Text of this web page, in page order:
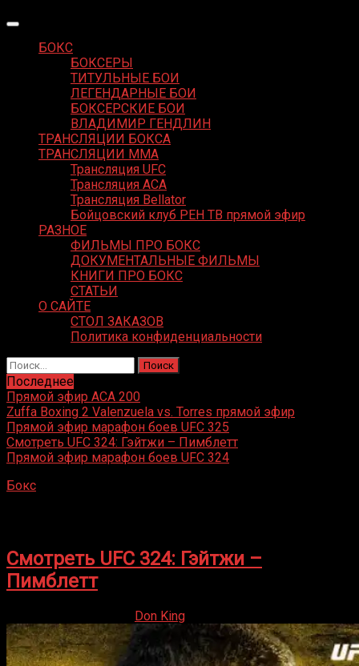
БОКС
БОКСЕРЫ
ТИТУЛЬНЫЕ БОИ
ЛЕГЕНДАРНЫЕ БОИ
БОКСЕРСКИЕ БОИ
ВЛАДИМИР ГЕНДЛИН
ТРАНСЛЯЦИИ БОКСА
ТРАНСЛЯЦИИ MMA
Трансляция UFC
Трансляция ACA
Трансляция Bellator
Бойцовский клуб РЕН ТВ прямой эфир
РАЗНОЕ
ФИЛЬМЫ ПРО БОКС
ДОКУМЕНТАЛЬНЫЕ ФИЛЬМЫ
КНИГИ ПРО БОКС
СТАТЬИ
О САЙТЕ
СТОЛ ЗАКАЗОВ
Политика конфиденциальности
Найти:
Последнее
Прямой эфир ACA 200
Zuffa Boxing 2 Valenzuela vs. Torres прямой эфир
Прямой эфир марафон боев UFC 325
Смотреть UFC 324: Гэйтжи – Пимблетт
Прямой эфир марафон боев UFC 324
Бокс
Смотреть UFC 324: Гэйтжи –
Пимблетт
Don King